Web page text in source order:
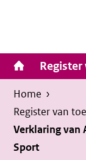
inhoud
U
bevindt
zich
hier:
Home ›
Register van
Verklaring van
Sport